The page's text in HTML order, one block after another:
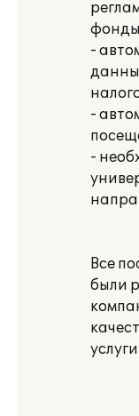
-
-
-
Все
были